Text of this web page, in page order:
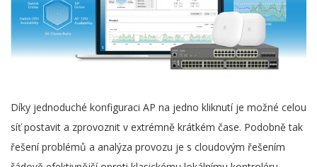
Díky jednoduché konfiguraci AP na jedno kliknutí je možné celou
síť postavit a zprovoznit v extrémně krátkém čase. Podobně tak
řešení problémů a analýza provozu je s cloudovým řešením